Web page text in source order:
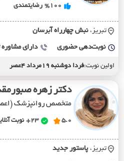
%100 رضایتمندی
تبریز، نبش چهارراه آبرسان
نوبت‌دهی حضوری دارای مشاوره
اولین نوبت:فردا دوشنبه 19مرداد 4عصر
دکتر زهره
متخصص روانپزشک
5.0
23+ نوبت
تبریز، پاستور جديد